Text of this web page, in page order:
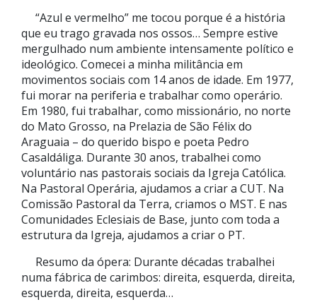
“Azul e vermelho” me tocou porque é a história
que eu trago gravada nos ossos… Sempre estive
mergulhado num ambiente intensamente político e
ideológico. Comecei a minha militância em
movimentos sociais com 14 anos de idade. Em 1977,
fui morar na periferia e trabalhar como operário.
Em 1980, fui trabalhar, como missionário, no norte
do Mato Grosso, na Prelazia de São Félix do
Araguaia – do querido bispo e poeta Pedro
Casaldáliga. Durante 30 anos, trabalhei como
voluntário nas pastorais sociais da Igreja Católica.
Na Pastoral Operária, ajudamos a criar a CUT. Na
Comissão Pastoral da Terra, criamos o MST. E nas
Comunidades Eclesiais de Base, junto com toda a
estrutura da Igreja, ajudamos a criar o PT.
Resumo da ópera: Durante décadas trabalhei
numa fábrica de carimbos: direita, esquerda, direita,
esquerda, direita, esquerda…